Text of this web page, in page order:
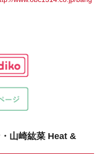
山崎紘菜 Heat &